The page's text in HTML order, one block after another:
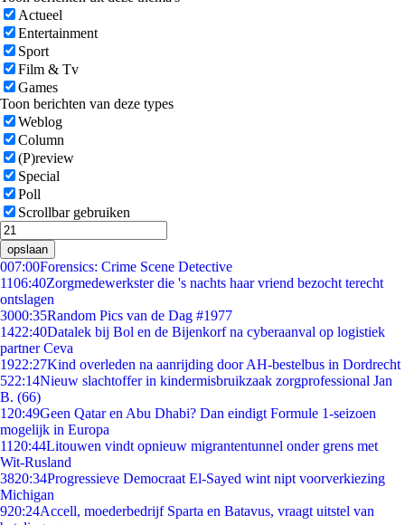
Actueel
Entertainment
Sport
Film & Tv
Games
Toon berichten van deze types
Weblog
Column
(P)review
Special
Poll
Scrollbar gebruiken
opslaan
007:00Forensics: Crime Scene Detective
1106:40Zorgmedewerkster die 's nachts haar vriend bezocht terecht
ontslagen
3000:35Random Pics van de Dag #1977
1422:40Datalek bij Bol en de Bijenkorf na cyberaanval op logistiek
partner Ceva
1922:27Kind overleden na aanrijding door AH-bestelbus in Dordrecht
522:14Nieuw slachtoffer in kindermisbruikzaak zorgprofessional Jan
B. (66)
1 20:49Geen Qatar en Abu Dhabi? Dan eindigt Formule 1-seizoen
mogelijk in Europa
11 20:44Litouwen vindt opnieuw migrantentunnel onder grens met
Wit-Rusland
3820:34Progressieve Democraat El-Sayed wint nipt voorverkiezing
Michigan
920:24Accell, moederbedrijf Sparta en Batavus, vraagt uitstel van